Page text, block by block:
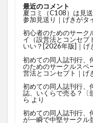
最近のコメント
夏コミ（C108）は見
参加見送り｜げきがタ
初心者のためのサーク
イ（設営法とコンセプ
いい？[2026年版]｜げ
初めての同人誌刊行、
のためのサークルスペ
営法とコンセプト｜げ
初めての同人誌刊行、
誌、いくらで売る？〔
ら より
初めての同人誌刊行、
が一瞬で中堅サークル